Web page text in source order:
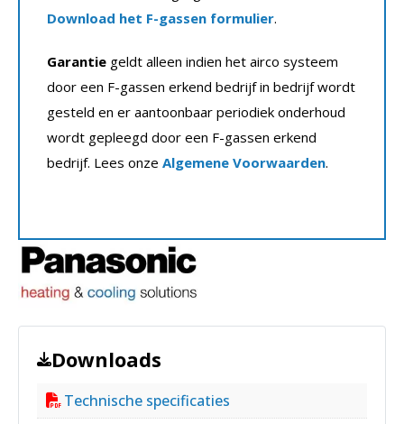
Download het F-gassen formulier.
Garantie geldt alleen indien het airco systeem
door een F-gassen erkend bedrijf in bedrijf wordt
gesteld en er aantoonbaar periodiek onderhoud
wordt gepleegd door een F-gassen erkend
bedrijf. Lees onze Algemene Voorwaarden.
Downloads
Technische specificaties